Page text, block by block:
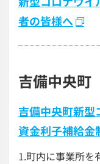
者の皆様へ
吉備中央町
吉備中央町新型
資金利子補給金
1.町内に事業所を